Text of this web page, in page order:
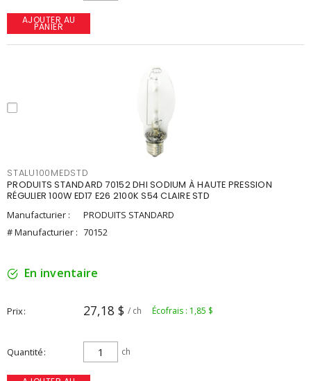
AJOUTER AU
PANIER
STALU100MEDSTD
PRODUITS STANDARD 70152 DHI SODIUM À HAUTE PRESSION
RÉGULIER 100W ED17 E26 2100K S54 CLAIRE STD
Manufacturier :
PRODUITS STANDARD
# Manufacturier : 70152
En inventaire
Prix 27,18 $ / ch Écofrais : 1,85 $
Quantité ch